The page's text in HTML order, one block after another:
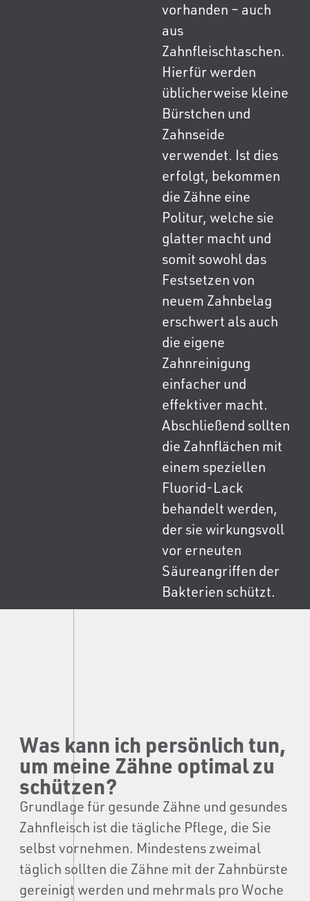
vorhanden – auch
aus
Zahnfleischtaschen.
Hierfür werden
üblicherweise kleine
Bürstchen und
Zahnseide
verwendet. Ist dies
erfolgt, bekommen
die Zähne eine
Politur, welche sie
glatter macht und
somit sowohl das
Festsetzen von
neuem Zahnbelag
erschwert als auch
die eigene
Zahnreinigung
einfacher und
effektiver macht.
Abschließend sollten
die Zahnflächen mit
einem speziellen
Fluorid-Lack
behandelt werden,
der sie wirkungsvoll
vor erneuten
Säureangriffen der
Bakterien schützt.
Was kann ich persönlich tun,
um meine Zähne optimal zu
schützen?
Grundlage für gesunde Zähne und gesundes
Zahnfleisch ist die tägliche Pflege, die Sie
selbst vornehmen. Mindestens zweimal
täglich sollten die Zähne mit der Zahnbürste
gereinigt werden und mehrmals pro Woche